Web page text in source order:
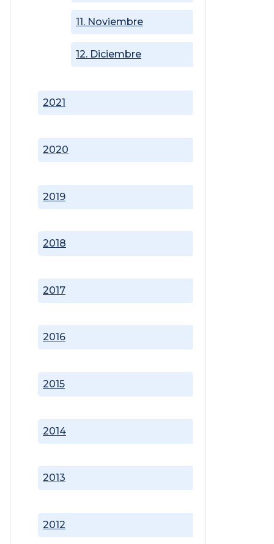
2012
2013
2014
2015
2016
2017
2018
2019
2020
2021
11. Noviembre
12. Diciembre